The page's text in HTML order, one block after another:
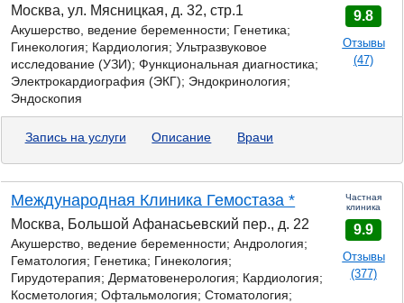
Москва, ул. Мясницкая, д. 32, стр.1
Акушерство, ведение беременности; Генетика;
Гинекология; Кардиология; Ультразвуковое
исследование (УЗИ); Функциональная диагностика;
Электрокардиография (ЭКГ); Эндокринология;
Эндоскопия
9.8
Отзывы
(47)
Запись на услуги Описание Врачи
Международная Клиника Гемостаза *
Москва, Большой Афанасьевский пер., д. 22
Акушерство, ведение беременности; Андрология;
Гематология; Генетика; Гинекология;
Гирудотерапия; Дерматовенерология; Кардиология;
Косметология; Офтальмология; Стоматология;
Частная
клиника
9.9
Отзывы
(377)